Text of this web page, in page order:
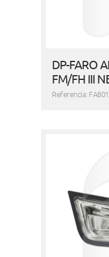
DP-FARO
FM/FH III
Referencia: